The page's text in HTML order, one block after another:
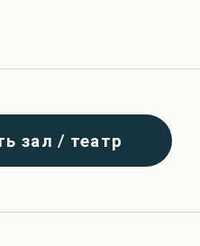
зал / театр